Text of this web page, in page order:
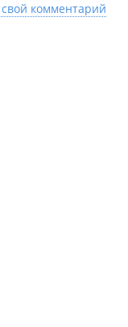
комментарий